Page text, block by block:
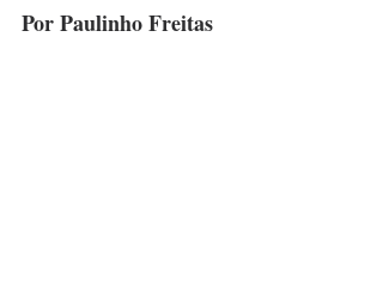
Por Paulinho Freitas